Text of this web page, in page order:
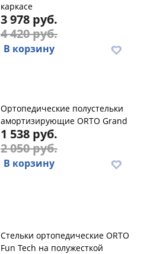
каркасе
3 978 руб.
4 420 руб.
В корзину
Ортопедические полустельки
амортизирующие ORTO Grand
1 538 руб.
2 050 руб.
В корзину
Стельки ортопедические ORTO
Fun Tech на полужесткой